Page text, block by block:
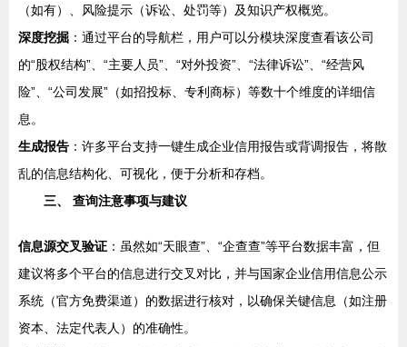
（如有）、风险提示（诉讼、处罚等）及知识产权概览。
深度挖掘 ：通过平台的导航栏，用户可以分模块深度查看该公司
的“股权结构”、“主要人员”、“对外投资”、“法律诉讼”、“经营风
险”、“公司发展”（如招投标、专利商标）等数十个维度的详细信
息。
生成报告 ：许多平台支持一键生成企业信用报告或背调报告，将散
乱的信息结构化、可视化，便于分析和存档。
三、 查询注意事项与建议
信息源交叉验证 ：虽然如“天眼查”、“企查查”等平台数据丰富，但
建议将多个平台的信息进行交叉对比，并与国家企业信用信息公示
系统（官方免费渠道）的数据进行核对，以确保关键信息（如注册
资本、法定代表人）的准确性。